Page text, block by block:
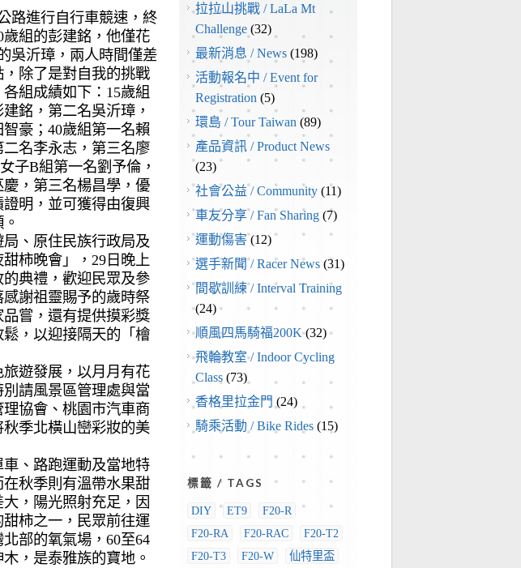
路進行自行車競速，終
組的彭建銘，他僅花
吳沂璋，兩人時間僅差
除了是對自我的挑戰
組成績如下：15歲組
銘，第二名吳沂璋，
豪；40歲組第一名賴
名李永志，第三名廖
子B組第一名劉予倫，
，第三名楊昌學，優
明，並可獲得由復興
、原住民族行政局及
柿晚會」，29日晚上
典禮，歡迎民眾及參
謝祖靈賜予的歲時祭
嘗，還有提供摸彩獎
，以迎接隔天的「檜
遊發展，以月月有花
請風景區管理處與當
協會、桃園市汽車商
季北橫山巒彩妝的美
、路跑運動及當地特
秋季則有溫帶水果甜
，陽光照射充足，因
柿之一，民眾前往運
部的氧氣場，60至64
，是泰雅族的寶地。
拉拉山挑戰 / LaLa Mt
Challenge (32)
最新消息 / News (198)
活動報名中 / Event for
Registration (5)
環島 / Tour Taiwan (89)
產品資訊 / Product News
(23)
社會公益 / Community (11)
車友分享 / Fan Sharing (7)
運動傷害(12)
選手新聞 / Racer News (31)
間歇訓練 / Interval Training
(24)
順風四馬騎福200K(32)
飛輪教室 / Indoor Cycling
Class (73)
香格里拉金門 (24)
騎乘活動 / Bike Rides (15)
標籤 / TAGS
DIY ET9
F20-R
F20-RA
F20-RAC
F20-T2
F20-T3
F20-W
仙特里盃